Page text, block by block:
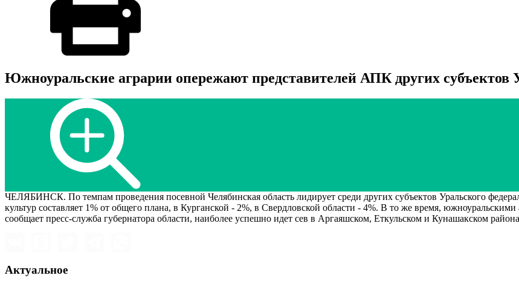
Южноуральские аграрии опережают представителей АПК других
ЧЕЛЯБИНСК. По темпам проведения посевной Челябинская область лидирует среди других субъектов Уральского
культур составляет 1% от общего плана, в Курганской - 2%, в Свердловской области - 4%. В то же время,
сообщает пресс-служба губернатора области, наиболее успешно идет сев в Аргаяшском, Еткульском и Кунашакском
Актуальное